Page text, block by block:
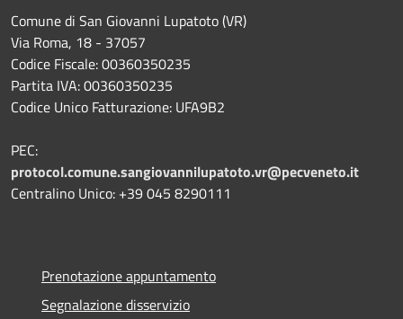
Comune di San Giovanni Lupatoto (VR)
Via Roma, 18 - 37057
Codice Fiscale: 00360350235
Partita IVA: 00360350235
Codice Unico Fatturazione: UFA9B2
PEC:
protocol.comune.sangiovannilupatoto.vr@pecveneto.it
Centralino Unico: +39 045 8290111
Prenotazione appuntamento
Segnalazione disservizio